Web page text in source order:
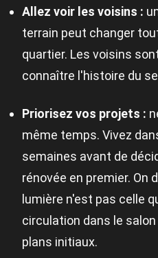
Allez voir les voisins :
terrain peut changer
quartier. Les voisins
connaître l'histoire du
Priorisez vos projets :
même temps. Vivez
semaines avant de
rénovée en premier. On
lumière n'est pas celle
circulation dans le
plans initiaux.